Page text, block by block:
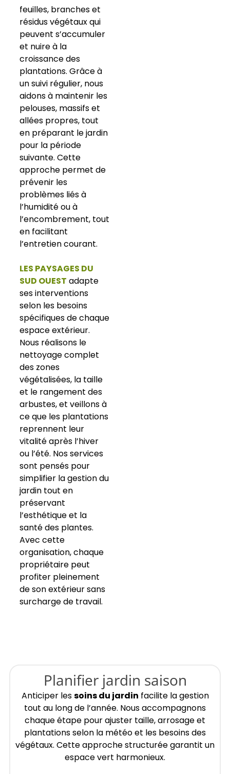
feuilles, branches et
résidus végétaux qui
peuvent s’accumuler
et nuire à la
croissance des
plantations. Grâce à
un suivi régulier, nous
aidons à maintenir les
pelouses, massifs et
allées propres, tout
en préparant le jardin
pour la période
suivante. Cette
approche permet de
prévenir les
problèmes liés à
l’humidité ou à
l’encombrement, tout
en facilitant
l’entretien courant.
LES PAYSAGES DU
SUD OUEST adapte
ses interventions
selon les besoins
spécifiques de chaque
espace extérieur.
Nous réalisons le
nettoyage complet
des zones
végétalisées, la taille
et le rangement des
arbustes, et veillons à
ce que les plantations
reprennent leur
vitalité après l’hiver
ou l’été. Nos services
sont pensés pour
simplifier la gestion du
jardin tout en
préservant
l’esthétique et la
santé des plantes.
Avec cette
organisation, chaque
propriétaire peut
profiter pleinement
de son extérieur sans
surcharge de travail.
Planifier jardin saison
Anticiper lessoins du jardin facilite la gestion
tout au long de l’année. Nous accompagnons
chaque étape pour ajuster taille, arrosage et
plantations selon la météo et les besoins des
végétaux. Cette approche structurée garantit un
espace vert harmonieux.